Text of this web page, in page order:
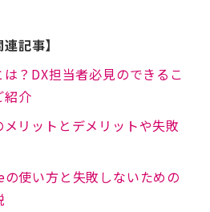
記事】
？DX担当者必見のできるこ
紹介
リットとデメリットや失敗
使い方と失敗しないための